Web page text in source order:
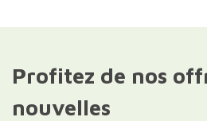
Profitez de nos
nouvelles